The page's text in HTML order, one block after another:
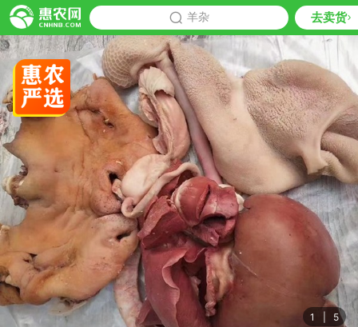
羊杂 去卖货
1 5
限时免费订阅羊杂行情趋势